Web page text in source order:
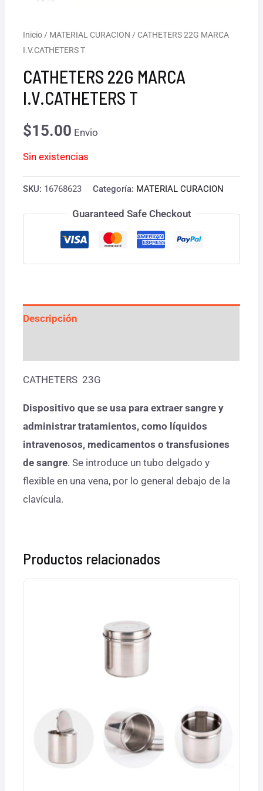
Inicio / MATERIAL CURACION / CATHETERS 22G MARCA
I.V.CATHETERS T
CATHETERS 22G MARCA
I.V.CATHETERS T
$15.00 Envio
Sin existencias
SKU: 16768623 Categoría: MATERIAL CURACION
Guaranteed Safe Checkout
Descripción
CATHETERS 23G
Dispositivo que se usa para extraer sangre y
administrar tratamientos, como líquidos
intravenosos, medicamentos o transfusiones
de sangre. Se introduce un tubo delgado y
flexible en una vena, por lo general debajo de la
clavícula.
Productos relacionados